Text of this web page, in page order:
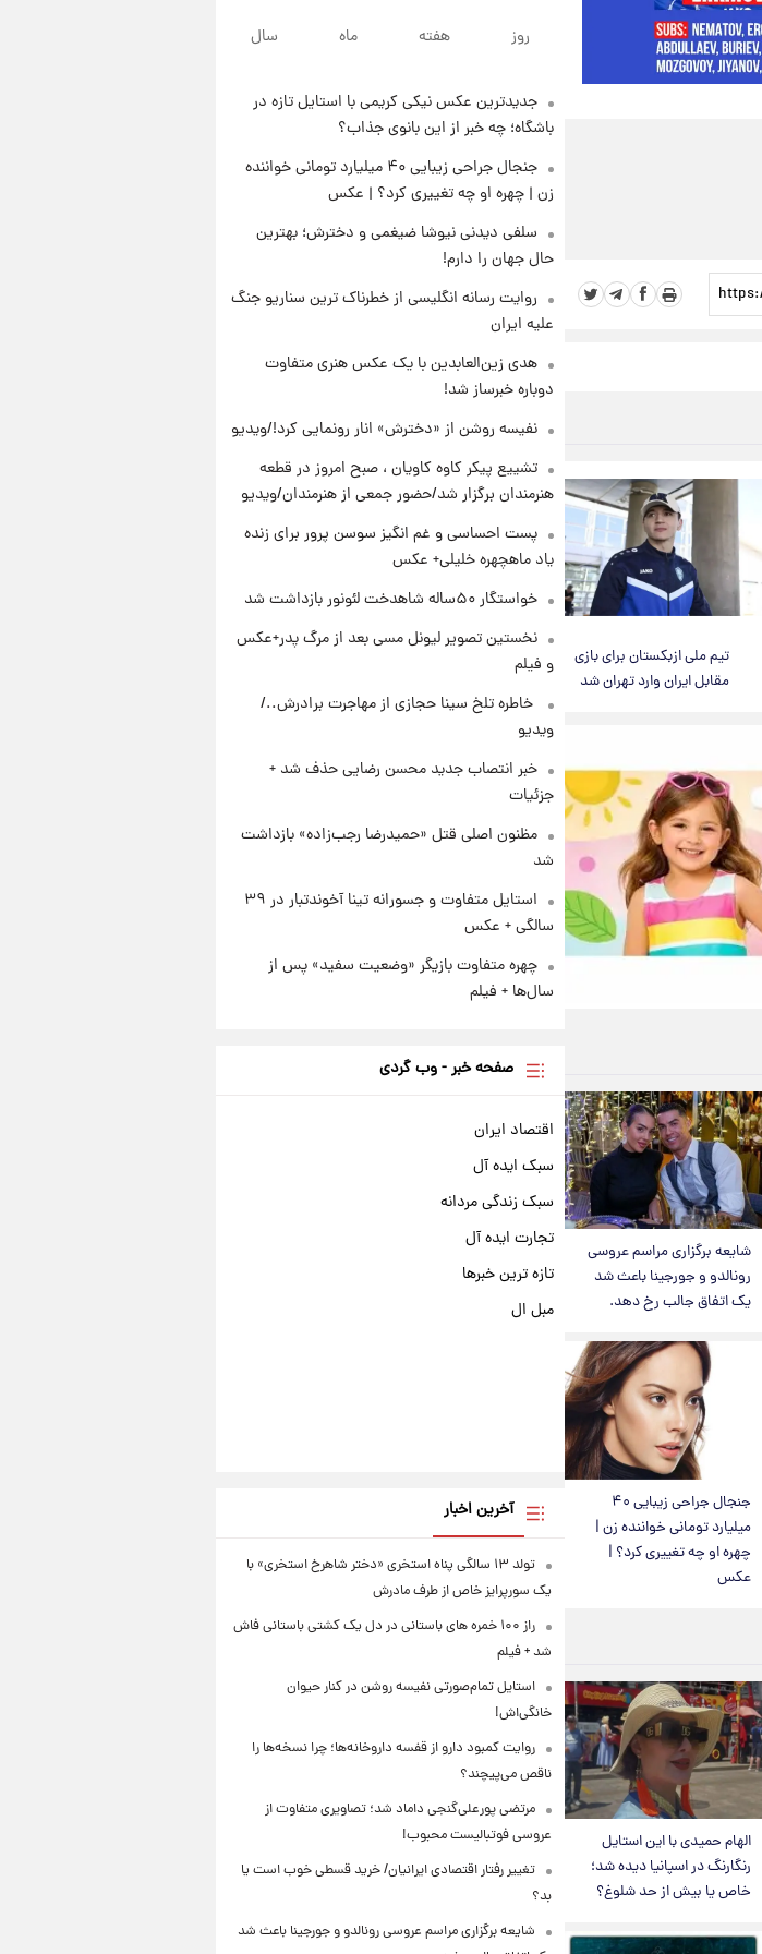
تیم ملی ازبکستان برای بازی
مقابل ایران وارد تهران شد
شایعه برگزاری مراسم عروسی
رونالدو و جورجینا باعث شد
یک اتفاق جالب رخ دهد.
جنجال جراحی زیبایی ۴۰
میلیارد تومانی خواننده زن |
چهره او چه تغییری کرد؟ |
عکس
الهام حمیدی با این استایل
رنگارنگ در اسپانیا دیده شد؛
خاص یا بیش از حد شلوغ؟
۱۸ ساعت پیش
۲۲ ساعت پیش
آتش‌سوزی در لوناپارک شیراز؛
آخرین وضعیت خزندگان خطرناک
پس از حادثه
۲۳ ساعت پیش
لئونور بازداشت شد
روز هفته ماه سال
جدیدترین عکس نیکی کریمی با استایل تازه در
باشگاه؛ چه خبر از این بانوی جذاب؟
جنجال جراحی زیبایی ۴۰ میلیارد تومانی خواننده
زن | چهره او چه تغییری کرد؟ | عکس
سلفی دیدنی نیوشا ضیغمی و دخترش؛ بهترین
حال جهان را دارم!
روایت رسانه انگلیسی از خطرناک ترین سناریو جنگ
علیه ایران
هدی زین‌العابدین با یک عکس هنری متفاوت
دوباره خبرساز شد!
نفیسه روشن از «دخترش» انار رونمایی کرد!/ویدیو
تشییع پیکر کاوه کاویان ، صبح امروز در قطعه
هنرمندان برگزار شد/حضور جمعی از هنرمندان/ویدیو
پست احساسی و غم انگیز سوسن پرور برای زنده
یاد ماهچهره خلیلی+ عکس
خواستگار ۵۰ساله شاهدخت لئونور بازداشت شد
نخستین تصویر لیونل مسی بعد از مرگ پدر+عکس
و فیلم
⁨ خاطره تلخ سینا حجازی از مهاجرت برادرش../
ویدیو
خبر انتصاب جدید محسن رضایی حذف شد +
جزئیات
مظنون اصلی قتل «حمیدرضا رجب‌زاده» بازداشت
شد
استایل متفاوت و جسورانه تینا آخوندتبار در ۳۹
سالگی + عکس
چهره متفاوت بازیگر «وضعیت سفید» پس از
سال‌ها + فیلم
صفحه خبر - وب گردی
اقتصاد ایران
سبک ایده آل
سبک زندگی مردانه
تجارت ایده آل
تازه ترین خبرها
مبل ال
آخرین اخبار
تولد ۱۳ سالگی پناه استخری «دختر شاهرخ استخری» با
یک سورپرایز خاص از طرف مادرش
راز ۱۰۰ خمره های باستانی در دل یک کشتی باستانی فاش
شد + فیلم
استایل تمام‌صورتی نفیسه روشن در کنار حیوان
خانگی‌اش!
روایت کمبود دارو از قفسه داروخانه‌ها؛ چرا نسخه‌ها را
ناقص می‌پیچند؟
مرتضی پورعلی‌گنجی داماد شد؛ تصاویری متفاوت از
عروسی فوتبالیست محبوب!
تغییر رفتار اقتصادی ایرانیان/ خرید قسطی خوب است یا
بد؟
شایعه برگزاری مراسم عروسی رونالدو و جورجینا باعث شد